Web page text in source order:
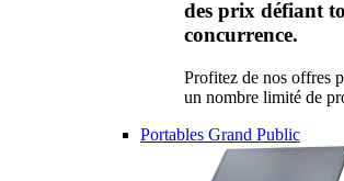
des prix défiant
concurrence.
Profitez de nos offres
un nombre limité de
Portables Grand Public